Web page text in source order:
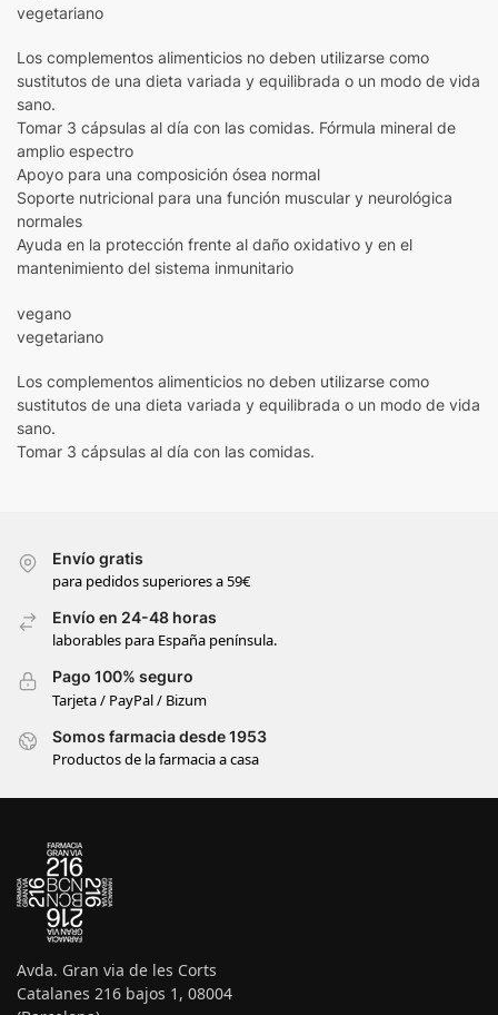
vegetariano
Los complementos alimenticios no deben utilizarse como
sustitutos de una dieta variada y equilibrada o un modo de vida
sano.
Tomar 3 cápsulas al día con las comidas. Fórmula mineral de
amplio espectro
Apoyo para una composición ósea normal
Soporte nutricional para una función muscular y neurológica
normales
Ayuda en la protección frente al daño oxidativo y en el
mantenimiento del sistema inmunitario
vegano
vegetariano
Los complementos alimenticios no deben utilizarse como
sustitutos de una dieta variada y equilibrada o un modo de vida
sano.
Tomar 3 cápsulas al día con las comidas.
Envío gratis
para pedidos superiores a 59€
Envío en 24-48 horas
laborables para España península.
Pago 100% seguro
Tarjeta / PayPal / Bizum
Somos farmacia desde 1953
Productos de la farmacia a casa
Avda. Gran via de les Corts
Catalanes 216 bajos 1, 08004